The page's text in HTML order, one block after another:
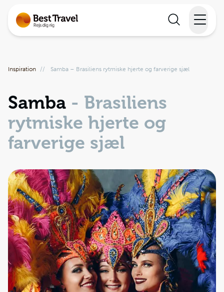
Rejsekalender
Inspiration
Min Rejse
Inspiration // Samba – Brasiliens rytmiske hjerte og farverige sjæl
Samba - Brasiliens
rytmiske hjerte og
farverige sjæl